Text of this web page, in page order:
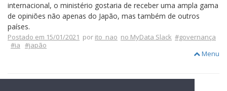
internacional, o ministério gostaria de receber uma ampla gama
de opiniões não apenas do Japão, mas também de outros
países.
Postado em 15/01/2021 por ito_nao no MyData Slack #governança
#ia #japão
Menu